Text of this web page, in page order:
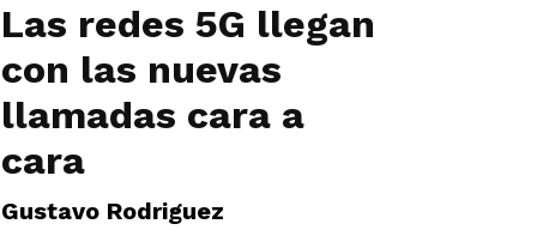
Las redes 5G llegan
con las nuevas
llamadas cara a
cara
Gustavo Rodriguez